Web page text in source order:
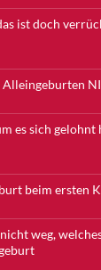
ist doch
es sich
beim ersten
weg,